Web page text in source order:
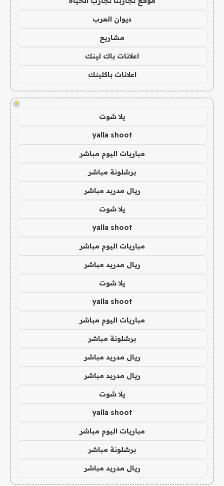
ديوان العرب
مشاريع
اعلانات باك لينك
اعلانات باكلينك
!
يلا شوت
yalla shoot
مباريات اليوم مباشر
برشلونة مباشر
ريال مدريد مباشر
يلا شوت
yalla shoot
مباريات اليوم مباشر
ريال مدريد مباشر
يلا شوت
yalla shoot
مباريات اليوم مباشر
برشلونة مباشر
ريال مدريد مباشر
ريال مدريد مباشر
يلا شوت
yalla shoot
مباريات اليوم مباشر
برشلونة مباشر
ريال مدريد مباشر